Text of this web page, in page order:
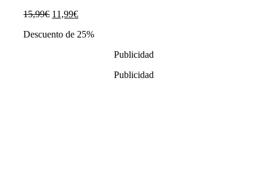
15,99€ El
original
11,99€El
actual
Descuento de 25%
Publicidad
Publicidad